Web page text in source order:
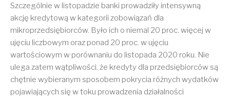
Szczególnie w listopadzie banki prowadziły intensywną
akcję kredytową w kategorii zobowiązań dla
mikroprzedsiębiorców. Było ich o niemal 20 proc. więcej w
ujęciu liczbowym oraz ponad 20 proc. w ujęciu
wartościowym w porównaniu do listopada 2020 roku. Nie
ulega zatem wątpliwości, że kredyty dla przedsiębiorców są
chętnie wybieranym sposobem pokrycia różnych wydatków
pojawiających się w toku prowadzenia działalności